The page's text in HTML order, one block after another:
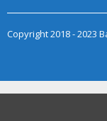
Copyright 2018 - 2023